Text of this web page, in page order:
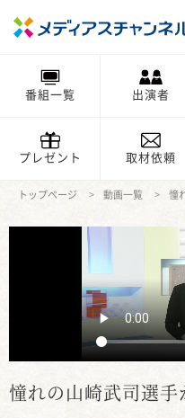
番組一覧 出演者
プレゼント 取材依頼
トップページ 動画一覧 憧
憧れの山崎武司選手